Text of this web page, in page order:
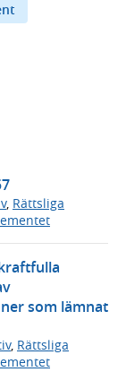
, Rättsliga
som lämnat
, Rättsliga